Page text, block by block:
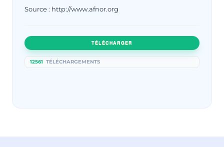
Source : http://www.afnor.org
TÉLÉCHARGER
12561 TÉLÉCHARGEMENTS